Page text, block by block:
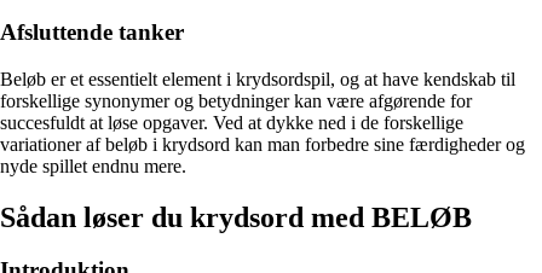
Afsluttende tanker
Beløb er et essentielt element i krydsordspil, og at have kendskab til
forskellige synonymer og betydninger kan være afgørende for
succesfuldt at løse opgaver. Ved at dykke ned i de forskellige
variationer af beløb i krydsord kan man forbedre sine færdigheder og
nyde spillet endnu mere.
Sådan løser du krydsord med BELØB